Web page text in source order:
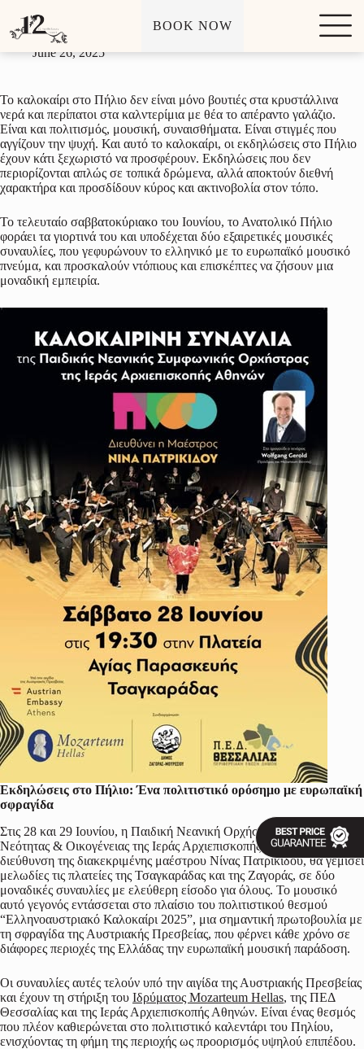
S
k
i
c
o
n
t
e
n
t
BOOK NOW
τις αισθήσεις
June 26, 2025
Το καλοκαίρι στο Πήλιο δεν είναι μόνο βουτιές στα κρυστάλλινα
νερά και περίπατοι στα καλντερίμια με θέα το απέραντο γαλάζιο.
Είναι και πολιτισμός, μουσική, συναισθήματα. Είναι στιγμές που
αγγίζουν την ψυχή. Και αυτό το καλοκαίρι, οι εκδηλώσεις στο Πήλιο
έχουν κάτι ξεχωριστό να προσφέρουν. Εκδηλώσεις που δεν
περιορίζονται απλώς σε τοπικά δρώμενα, αλλά αποκτούν διεθνή
χαρακτήρα και προσδίδουν κύρος και ακτινοβολία στον τόπο.
Το τελευταίο σαββατοκύριακο του Ιουνίου, το Ανατολικό Πήλιο
φοράει τα γιορτινά του και υποδέχεται δύο εξαιρετικές μουσικές
συναυλίες, που γεφυρώνουν το ελληνικό με το ευρωπαϊκό μουσικό
πνεύμα, και προσκαλούν ντόπιους και επισκέπτες να ζήσουν μια
μοναδική εμπειρία.
Εκδηλώσεις στο Πήλιο: Ένα πολιτιστικό ορόσημο με ευρωπαϊκή
σφραγίδα
Στις 28 και 29 Ιουνίου, η Παιδική Νεανική Ορχήστρα του Ιδρύματος
Νεότητας & Οικογένειας της Ιεράς Αρχιεπισκοπής Αθηνών, υπό τη
διεύθυνση της διακεκριμένης μαέστρου Νίνας Πατρικίδου, θα γεμίσει
μελωδίες τις πλατείες της Τσαγκαράδας και της Ζαγοράς, σε δύο
μοναδικές συναυλίες με ελεύθερη είσοδο για όλους. Το μουσικό
αυτό γεγονός εντάσσεται στο πλαίσιο του πολιτιστικού θεσμού
“Ελληνοαυστριακό Καλοκαίρι 2025”, μια σημαντική πρωτοβουλία με
τη σφραγίδα της Αυστριακής Πρεσβείας, που φέρνει κάθε χρόνο σε
διάφορες περιοχές της Ελλάδας την ευρωπαϊκή μουσική παράδοση.
Οι συναυλίες αυτές τελούν υπό την αιγίδα της Αυστριακής Πρεσβείας
και έχουν τη στήριξη του Ιδρύματος Mozarteum Hellas, της ΠΕΔ
Θεσσαλίας και της Ιεράς Αρχιεπισκοπής Αθηνών. Είναι ένας θεσμός
που πλέον καθιερώνεται στο πολιτιστικό καλεντάρι του Πηλίου,
ενισχύοντας τη φήμη της περιοχής ως προορισμός υψηλού επιπέδου.